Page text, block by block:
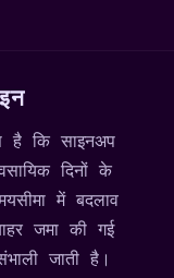
कि साइनअप
दिनों के
में बदलाव
जमा की गई
जाती है।